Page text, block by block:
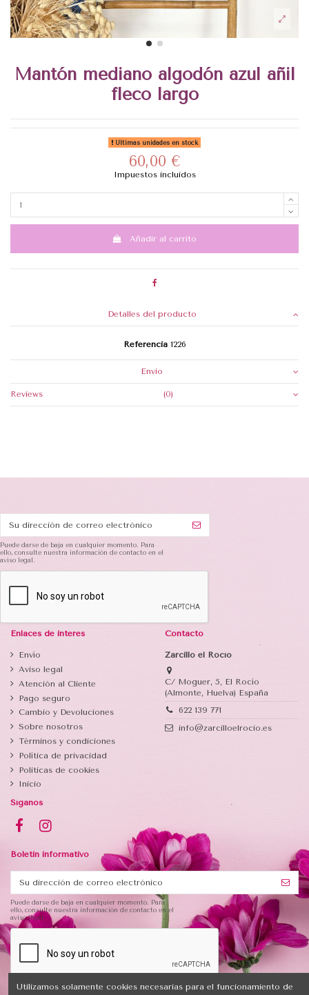
Mantón mediano algodón azul añil
fleco largo
Últimas unidades en stock
60,00 €
Impuestos incluidos
Añadir al carrito
Detalles del producto
Referencia 1226
Envio
Reviews (0)
Puede darse de baja en cualquier momento. Para
ello, consulte nuestra información de contacto en el
aviso legal.
Enlaces de interés
Envío
Aviso legal
Atención al Cliente
Pago seguro
Cambio y Devoluciones
Sobre nosotros
Términos y condiciones
Política de privacidad
Politicas de cookies
Inicio
Contacto
Zarcillo el Rocío
C/ Moguer, 5, El Rocío
(Almonte, Huelva) España
622 139 771
info@zarcilloelrocio.es
Síganos
Boletin informativo
Puede darse de baja en cualquier momento. Para
ello, consulte nuestra información de contacto en el
aviso legal.
Utilizamos solamente cookies necesarias para el funcionamiento de